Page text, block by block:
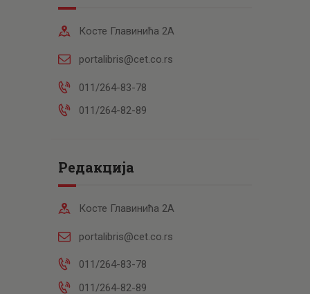
Косте Главинића 2А
portalibris@cet.co.rs
011/264-83-78
011/264-82-89
Редакција
Косте Главинића 2А
portalibris@cet.co.rs
011/264-83-78
011/264-82-89